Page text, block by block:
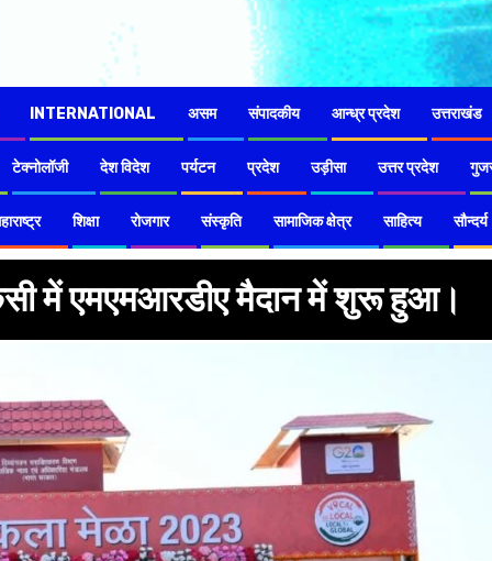
INTERNATIONAL असम संपादकीय आन्ध्र प्रदेश उत्तराखंड
टेक्नोलॉजी देश विदेश पर्यटन प्रदेश उड़ीसा उत्तर प्रदेश
शिक्षा रोजगार संस्कृति सामाजिक क्षेत्र साहित्य सौन्दर्य
में एमएमआरडीए मैदान में शुरू हुआ।